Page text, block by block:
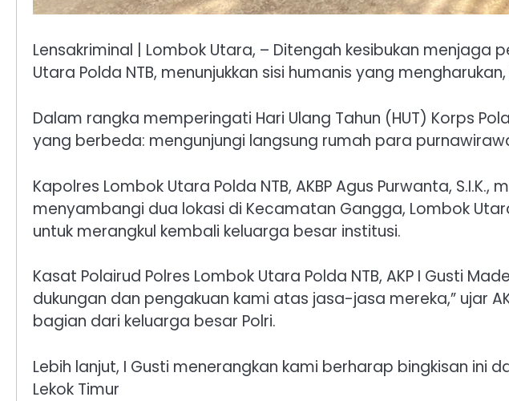
Lensakriminal | ​Lombok Utara, – Ditengah kesibukan menjaga
Utara Polda NTB, menunjukkan sisi humanis yang
Dalam rangka memperingati Hari Ulang Tahun (HUT) Korps
yang berbeda: mengunjungi langsung rumah para
Kapolres Lombok Utara Polda NTB, AKBP Agus Purwanta,
menyambangi dua lokasi di Kecamatan Gangga, Lombok
untuk merangkul kembali keluarga besar institusi.
Kasat Polairud Polres Lombok Utara Polda NTB, AKP I Gusti
dukungan dan pengakuan kami atas jasa-jasa mereka,” ujar
bagian dari keluarga besar Polri.
Lebih lanjut, I Gusti menerangkan kami berharap bingkisan
Lekok Timur